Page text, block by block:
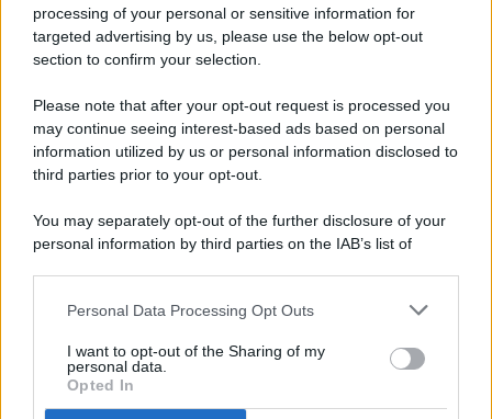
processing of your personal or sensitive information for
targeted advertising by us, please use the below opt-out
section to confirm your selection.
Please note that after your opt-out request is processed you
may continue seeing interest-based ads based on personal
information utilized by us or personal information disclosed to
third parties prior to your opt-out.
You may separately opt-out of the further disclosure of your
personal information by third parties on the IAB’s list of
This information may also be disclosed by us to third parties
disclose it to other third parties.
Personal Data Processing Opt Outs
I want to opt-out of the Sharing of my
personal data.
Opted In
© 2026 - Pianeta Design - P.IVA 04827280654 - Testata
Registrata Al Tribunale Di Nocera Inferiore N. 8/2020 - RG N.
ISCRIZIONE AL ROC N. 35792 – ISCRITTA ALL’ANSO
(ASSOCIAZIONE NAZIONALE STAMPA ONLINE)
PREFERENZE PRIVACY